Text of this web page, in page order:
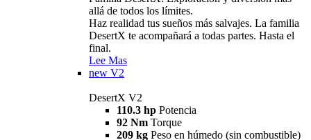
allá de todos los límites.
Haz realidad tus sueños más salvajes. La familia
DesertX te acompañará a todas partes. Hasta el
final.
Lee Mas
new V2
DesertX V2
110.3 hp Potencia
92 Nm Torque
209 kg Peso en húmedo (sin combustible)